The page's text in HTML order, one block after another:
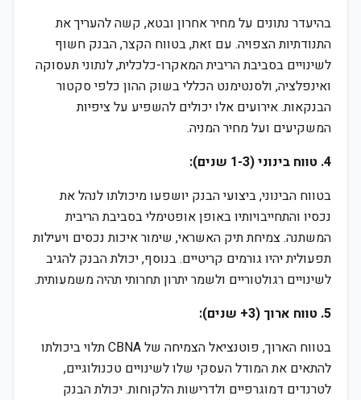
בהיעדר נתונים על מחיר אחרון ובטא, קשה להעריך את
התנודתיות הצפויה. עם זאת, בטווח הקצר, הבנק חשוף
לשינויים בסביבת הריבית המאקרו-כלכלית, לנתוני תעסוקה
ואינפלציה, ולסנטימנט הכללי בשוק ההון כלפי סקטור
הבנקאות. אירועים אלו יכולים להשפיע על ציפיות
המשקיעים ועל מחיר המניה.
4. טווח בינוני (1-3 שנים):
בטווח הבינוני, ביצועי הבנק יושפעו מיכולתו לנהל את
נכסיו והתחייבויותיו באופן אופטימלי בסביבת הריבית
המשתנה. צמיחת תיק האשראי, שימור איכות נכסים ויעילות
תפעולית יהיו גורמים קריטיים. בנוסף, יכולת הבנק להגיב
לשינויים רגולטוריים ולשמר יתרון תחרותי תהיה משמעותית.
5. טווח ארוך (3+ שנים):
בטווח הארוך, פוטנציאל הצמיחה של CBNA תלוי ביכולתו
להתאים את המודל העסקי שלו לשינויים טכנולוגיים,
לטרנדים דמוגרפיים ולדרישות הלקוחות. יכולת הבנק